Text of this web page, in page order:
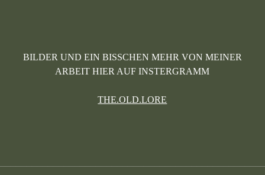
BILDER UND EIN BISSCHEN MEHR VON MEINER
ARBEIT HIER AUF INSTERGRAMM
THE.OLD.LORE